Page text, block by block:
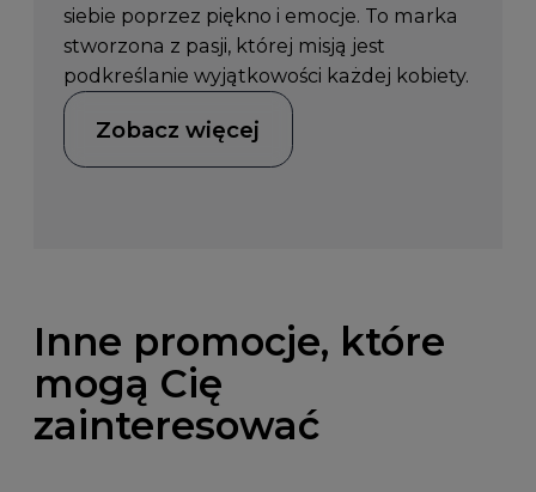
siebie poprzez piękno i emocje. To marka
stworzona z pasji, której misją jest
podkreślanie wyjątkowości każdej kobiety.
Zobacz więcej
Inne promocje, które
mogą Cię
zainteresować